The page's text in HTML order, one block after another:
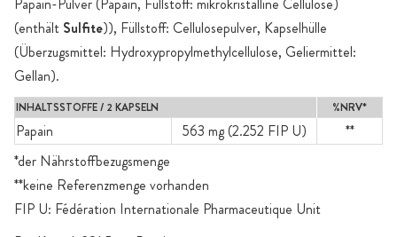
Papain-Pulver (Papain, Füllstoff: mikrokristalline Cellulose)
(enthält Sulfite)), Füllstoff: Cellulosepulver, Kapselhülle
(Überzugsmittel: Hydroxypropylmethylcellulose, Geliermittel:
Gellan).
INHALTSSTOFFE / 2 KAPSELN %NRV*
Papain 563 mg (2.252 FIP U)
**
*der Nährstoffbezugsmenge
**keine Referenzmenge vorhanden
FIP U: Fédération Internationale Pharmaceutique Unit